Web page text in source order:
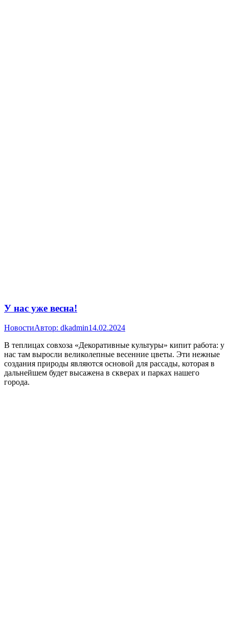
У нас уже весна!
НовостиАвтор: dkadmin14.02.2024
В теплицах совхоза «Декоративные культуры» кипит работа: у
нас там выросли великолепные весенние цветы. Эти нежные
создания природы являются основой для рассады, которая в
дальнейшем будет высажена в скверах и парках нашего
города.